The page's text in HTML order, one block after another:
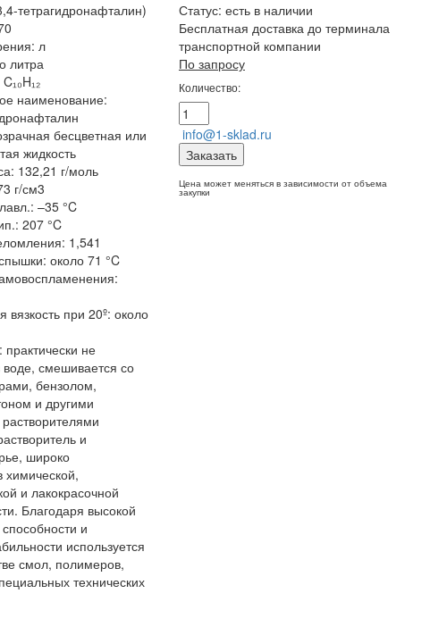
тетрагидронафталин)
л
литра
наименование:
бесцветная или
жидкость
132,21 г/моль
г/см3
–35 °C
207 °C
1,541
около 71 °C
вязкость при 20º: около
практически не
воде, смешивается со
бензолом,
и другими
и
широко
и лакокрасочной
Благодаря высокой
и
используется
смол, полимеров,
технических
Статус: есть в наличии
Бесплатная доставка до терминала
транспортной компании
По запросу
Количество:
info@1-sklad.ru
Заказать
Цена может меняться в зависимости от объема
закупки